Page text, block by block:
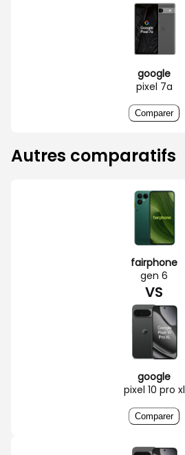
google
pixel 7a
Comparer
Autres comparatifs
fairphone
gen 6
VS
google
pixel 10 pro xl
Comparer